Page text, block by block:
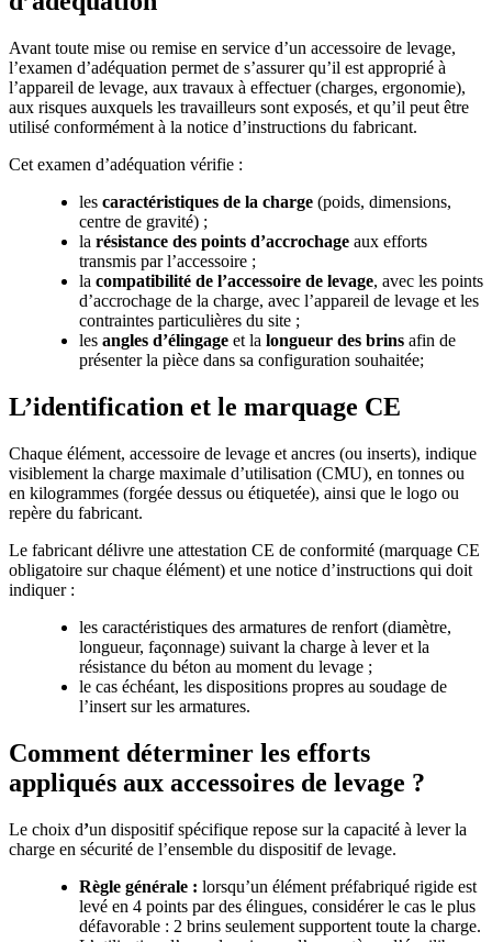
Avant toute mise ou remise en service d’un accessoire de levage,
l’examen d’adéquation permet de s’assurer qu’il est approprié à
l’appareil de levage, aux travaux à effectuer (charges, ergonomie),
aux risques auxquels les travailleurs sont exposés, et qu’il peut être
utilisé conformément à la notice d’instructions du fabricant.
Cet examen d’adéquation vérifie :
les caractéristiques de la charge (poids, dimensions,
centre de gravité) ;
la résistance des points d’accrochage aux efforts
transmis par l’accessoire ;
la compatibilité de l’accessoire de levage, avec les points
d’accrochage de la charge, avec l’appareil de levage et les
contraintes particulières du site ;
les angles d’élingage et la longueur des brins afin de
présenter la pièce dans sa configuration souhaitée;
L’identification et le marquage CE
Chaque élément, accessoire de levage et ancres (ou inserts), indique
visiblement la charge maximale d’utilisation (CMU), en tonnes ou
en kilogrammes (forgée dessus ou étiquetée), ainsi que le logo ou
repère du fabricant.
Le fabricant délivre une attestation CE de conformité (marquage CE
obligatoire sur chaque élément) et une notice d’instructions qui doit
indiquer :
les caractéristiques des armatures de renfort (diamètre,
longueur, façonnage) suivant la charge à lever et la
résistance du béton au moment du levage ;
le cas échéant, les dispositions propres au soudage de
l’insert sur les armatures.
Comment déterminer les efforts
appliqués aux accessoires de levage ?
Le choix d’un dispositif spécifique repose sur la capacité à lever la
charge en sécurité de l’ensemble du dispositif de levage.
Règle générale : lorsqu’un élément préfabriqué rigide est
levé en 4 points par des élingues, considérer le cas le plus
défavorable : 2 brins seulement supportent toute la charge.